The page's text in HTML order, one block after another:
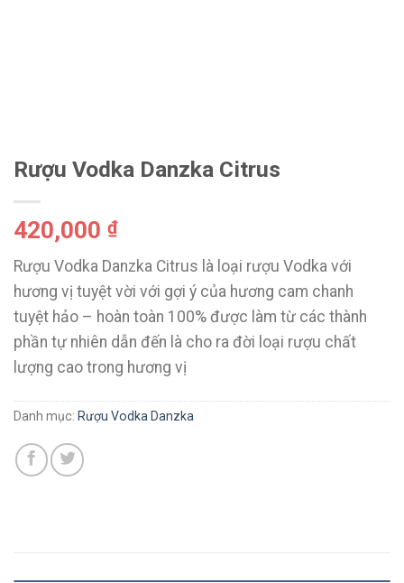
Rượu Vodka Danzka Citrus
420,000 ₫
Rượu Vodka Danzka Citrus là loại rượu Vodka với
hương vị tuyệt vời với gợi ý của hương cam chanh
tuyệt hảo – hoàn toàn 100% được làm từ các thành
phần tự nhiên dẫn đến là cho ra đời loại rượu chất
lượng cao trong hương vị
Danh mục: Rượu Vodka Danzka